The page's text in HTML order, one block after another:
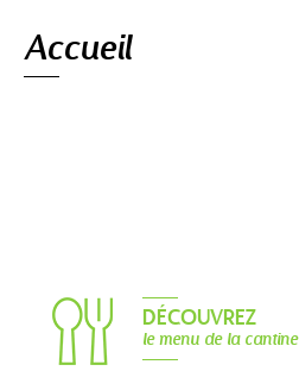
Accueil
DÉCOUVREZ
le menu de la cantine